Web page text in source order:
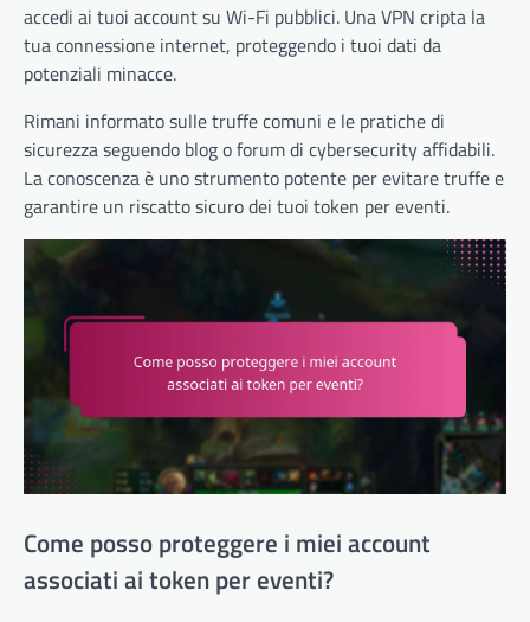
accedi ai tuoi account su Wi-Fi pubblici. Una VPN cripta la
tua connessione internet, proteggendo i tuoi dati da
potenziali minacce.
Rimani informato sulle truffe comuni e le pratiche di
sicurezza seguendo blog o forum di cybersecurity affidabili.
La conoscenza è uno strumento potente per evitare truffe e
garantire un riscatto sicuro dei tuoi token per eventi.
Come posso proteggere i miei account
associati ai token per eventi?